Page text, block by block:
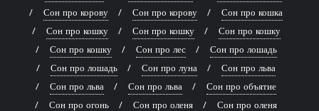
Сон про корову
Сон про корову
Сон про кошка
Сон про кошку
Сон про кошку
Сон про кошку
Сон про кошку
Сон про лес
Сон про лошадь
Сон про лошадь
Сон про луна
Сон про льва
Сон про льва
Сон про льва
Сон про объятие
Сон про огонь
Сон про оленя
Сон про оленя